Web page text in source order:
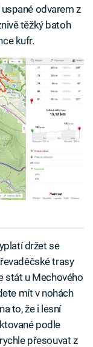
odvarem z
těžký batoh
kufr.
držet se
trasy
stát u Mechového
mít v nohách
to, že i lesní
podle
přesouvat z